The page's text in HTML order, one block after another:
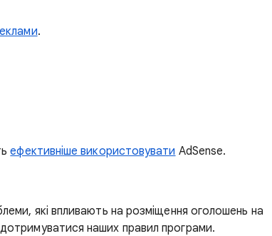
.
ефективніше використовувати AdSense.
які впливають на розміщення оголошень на
наших правил програми.